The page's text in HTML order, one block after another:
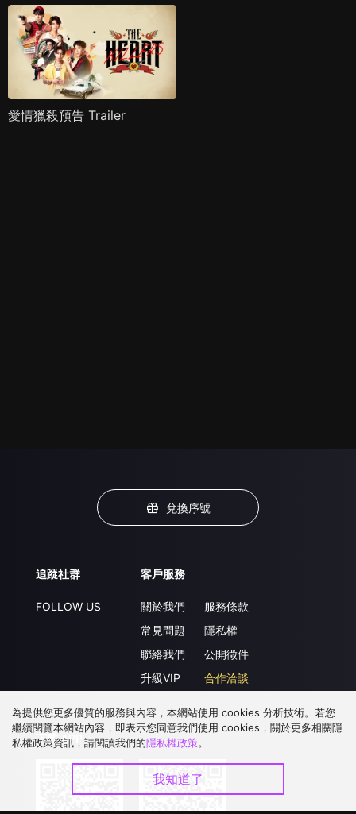
愛情獵殺預告 Trailer
兌換序號
追蹤社群
FOLLOW US
客戶服務
關於我們
常見問題
聯絡我們
升級VIP
服務條款
隱私權
公開徵件
合作洽談
下載 APP
為提供您更多優質的服務與內容，本網站使用 cookies 分析技術。若您
繼續閱覽本網站內容，即表示您同意我們使用 cookies，關於更多相關隱
私權政策資訊，請閱讀我們的隱私權政策。
我知道了